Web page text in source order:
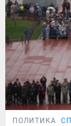
ПОЛИТИКА